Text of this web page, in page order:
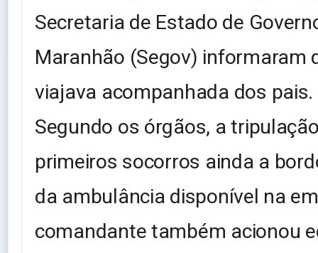
Secretaria de Estado de
Maranhão (Segov) informaram
viajava acompanhada dos pais.
Segundo os órgãos, a
primeiros socorros ainda a
da ambulância disponível na
comandante também acionou